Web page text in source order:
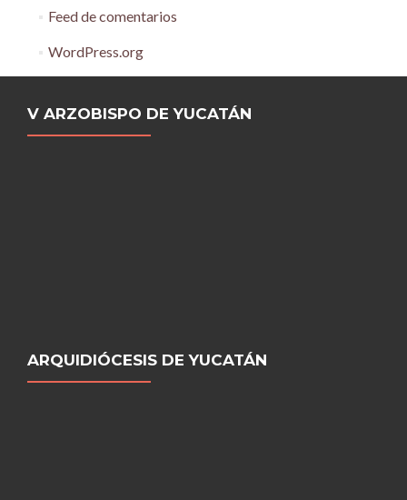
Feed de comentarios
WordPress.org
V ARZOBISPO DE YUCATÁN
ARQUIDIÓCESIS DE YUCATÁN